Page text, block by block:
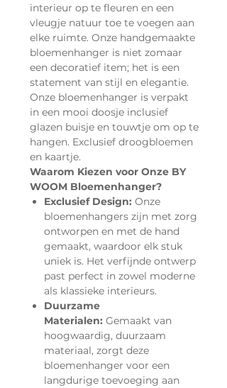
interieur op te fleuren en een
vleugje natuur toe te voegen aan
elke ruimte. Onze handgemaakte
bloemenhanger is niet zomaar
een decoratief item; het is een
statement van stijl en elegantie.
Onze bloemenhanger is verpakt
in een mooi doosje inclusief
glazen buisje en touwtje om op te
hangen. Exclusief droogbloemen
en kaartje.
Waarom Kiezen voor Onze BY
WOOM Bloemenhanger?
Exclusief Design: Onze
bloemenhangers zijn met zorg
ontworpen en met de hand
gemaakt, waardoor elk stuk
uniek is. Het verfijnde ontwerp
past perfect in zowel moderne
als klassieke interieurs.
Duurzame
Materialen: Gemaakt van
hoogwaardig, duurzaam
materiaal, zorgt deze
bloemenhanger voor een
langdurige toevoeging aan